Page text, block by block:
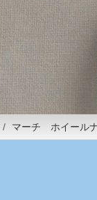
マーチ ホイール